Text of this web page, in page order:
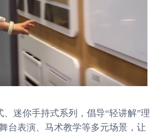
迷你手持式系列，倡导“轻讲解”理
台表演、马术教学等多元场景，让